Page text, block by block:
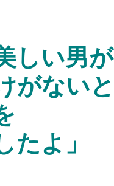
しい男が
がないと
たよ」